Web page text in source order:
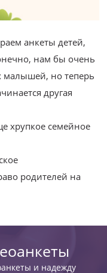
анкеты детей,
нам бы очень
малышей, но теперь
другая
хрупкое семейное
родителей на
и надежду